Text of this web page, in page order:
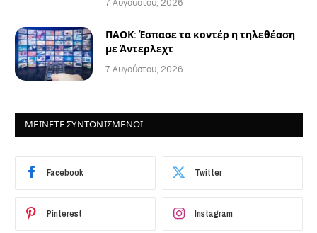
7 Αυγούστου, 2026
ΠΑΟΚ: Έσπασε τα κοντέρ η τηλεθέαση
με Άντερλεχτ
7 Αυγούστου, 2026
ΜΕΙΝΕΤΕ ΣΥΝΤΟΝΙΣΜΕΝΟΙ
Facebook Twitter
Pinterest Instagram